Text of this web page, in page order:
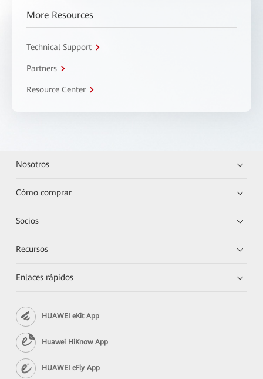
More Resources
Technical Support
Partners
Resource Center
Nosotros
Cómo comprar
Socios
Recursos
Enlaces rápidos
HUAWEI eKit App
Huawei HiKnow App
HUAWEI eFly App